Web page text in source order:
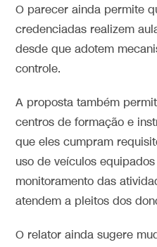
O parecer ainda permite
credenciadas realizem
desde que adotem
controle.
A proposta também
centros de formação e
que eles cumpram
uso de veículos
monitoramento das
atendem a pleitos dos
O relator ainda sugere